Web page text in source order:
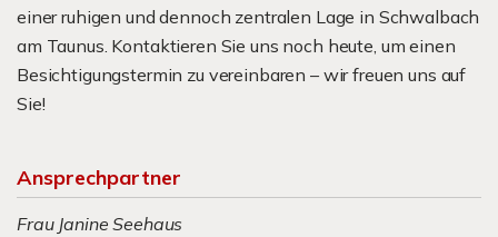
einer ruhigen und dennoch zentralen Lage in Schwalbach
am Taunus. Kontaktieren Sie uns noch heute, um einen
Besichtigungstermin zu vereinbaren – wir freuen uns auf
Sie!
Ansprechpartner
Frau Janine Seehaus